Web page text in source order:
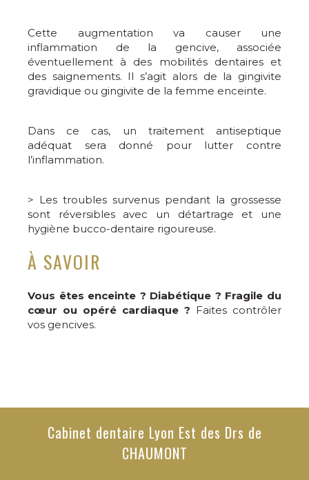
Cette augmentation va causer une
inflammation de la gencive, associée
éventuellement à des mobilités dentaires et
des saignements. Il s’agit alors de la gingivite
gravidique ou gingivite de la femme enceinte.
Dans ce cas, un traitement antiseptique
adéquat sera donné pour lutter contre
l’inflammation.
> Les troubles survenus pendant la grossesse
sont réversibles avec un détartrage et une
hygiène bucco-dentaire rigoureuse.
À SAVOIR
Vous êtes enceinte ? Diabétique ? Fragile du
cœur ou opéré cardiaque ? Faites contrôler
vos gencives.
Cabinet dentaire Lyon Est des Drs de
CHAUMONT